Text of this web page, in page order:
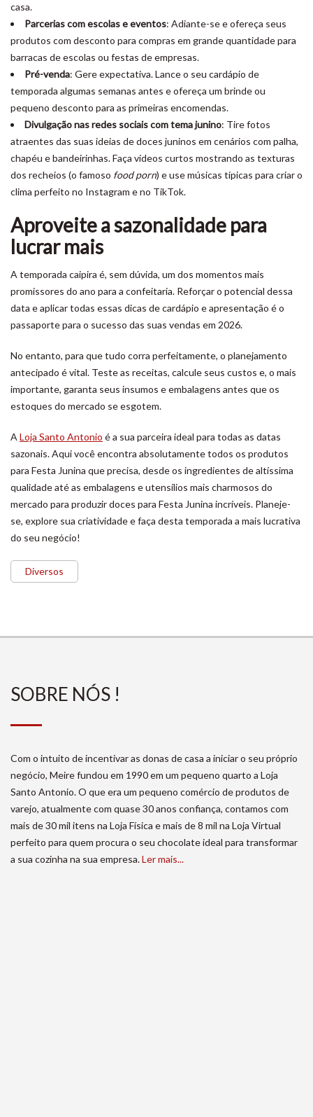
casa.
Parcerias com escolas e eventos: Adiante-se e ofereça seus
produtos com desconto para compras em grande quantidade para
barracas de escolas ou festas de empresas.
Pré-venda: Gere expectativa. Lance o seu cardápio de
temporada algumas semanas antes e ofereça um brinde ou
pequeno desconto para as primeiras encomendas.
Divulgação nas redes sociais com tema junino: Tire fotos
atraentes das suas ideias de doces juninos em cenários com palha,
chapéu e bandeirinhas. Faça vídeos curtos mostrando as texturas
dos recheios (o famoso food porn) e use músicas típicas para criar o
clima perfeito no Instagram e no TikTok.
Aproveite a sazonalidade para
lucrar mais
A temporada caipira é, sem dúvida, um dos momentos mais
promissores do ano para a confeitaria. Reforçar o potencial dessa
data e aplicar todas essas dicas de cardápio e apresentação é o
passaporte para o sucesso das suas vendas em 2026.
No entanto, para que tudo corra perfeitamente, o planejamento
antecipado é vital. Teste as receitas, calcule seus custos e, o mais
importante, garanta seus insumos e embalagens antes que os
estoques do mercado se esgotem.
A Loja Santo Antonio é a sua parceira ideal para todas as datas
sazonais. Aqui você encontra absolutamente todos os produtos
para Festa Junina que precisa, desde os ingredientes de altíssima
qualidade até as embalagens e utensílios mais charmosos do
mercado para produzir doces para Festa Junina incríveis. Planeje-
se, explore sua criatividade e faça desta temporada a mais lucrativa
do seu negócio!
Diversos
SOBRE NÓS !
Com o intuito de incentivar as donas de casa a iniciar o seu próprio
negócio, Meire fundou em 1990 em um pequeno quarto a Loja
Santo Antonio. O que era um pequeno comércio de produtos de
varejo, atualmente com quase 30 anos confiança, contamos com
mais de 30 mil itens na Loja Física e mais de 8 mil na Loja Virtual
perfeito para quem procura o seu chocolate ideal para transformar
a sua cozinha na sua empresa.Ler mais...